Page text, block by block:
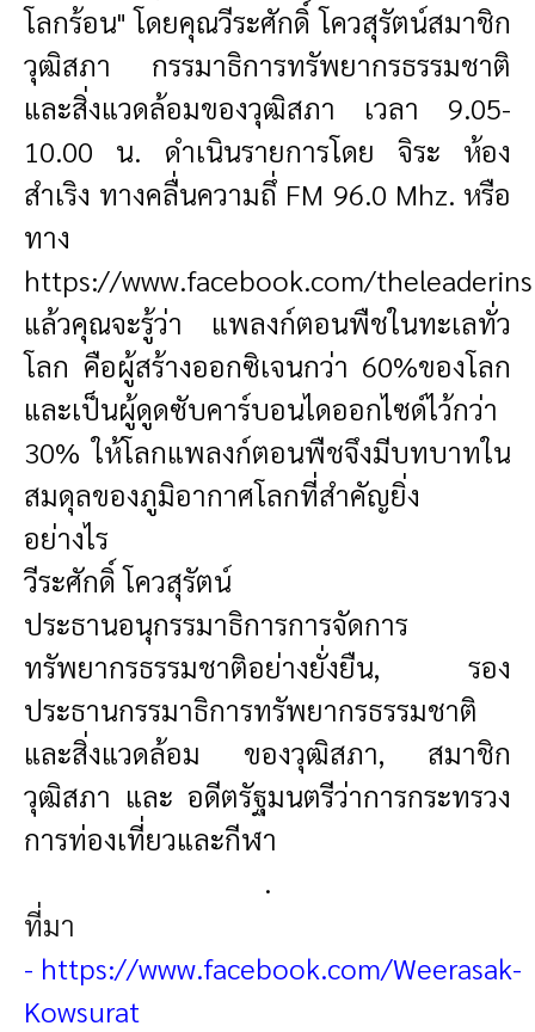
โลกร้อน" โดยคุณวีระศักดิ์ โควสุรัตน์สมาชิก
วุฒิสภา กรรมาธิการทรัพยากรธรรมชาติ
และสิ่งแวดล้อมของวุฒิสภา เวลา 9.05-
10.00 น. ดำเนินรายการโดย จิระ ห้อง
สำเริง ทางคลื่นความถึ่ FM 96.0 Mhz. หรือ
ทาง
https://www.facebook.com/
แล้วคุณจะรู้ว่า แพลงก์ตอนพืชในทะเลทั่ว
โลก คือผู้สร้างออกซิเจนกว่า 60%ของโลก
และเป็นผู้ดูดซับคาร์บอนไดออกไซด์ไว้กว่า
30% ให้โลกแพลงก์ตอนพืชจึงมีบทบาทใน
สมดุลของภูมิอากาศโลกที่สำคัญยิ่ง
อย่างไร
วีระศักดิ์ โควสุรัตน์
ประธานอนุกรรมาธิการการจัดการ
ทรัพยากรธรรมชาติอย่างยั่งยืน, รอง
ประธานกรรมาธิการทรัพยากรธรรมชาติ
และสิ่งแวดล้อม ของวุฒิสภา, สมาชิก
วุฒิสภา และ อดีตรัฐมนตรีว่าการกระทรวง
การท่องเที่ยวและกีฬา
.
ที่มา
- https://www.facebook.com/Weerasak-
Kowsurat